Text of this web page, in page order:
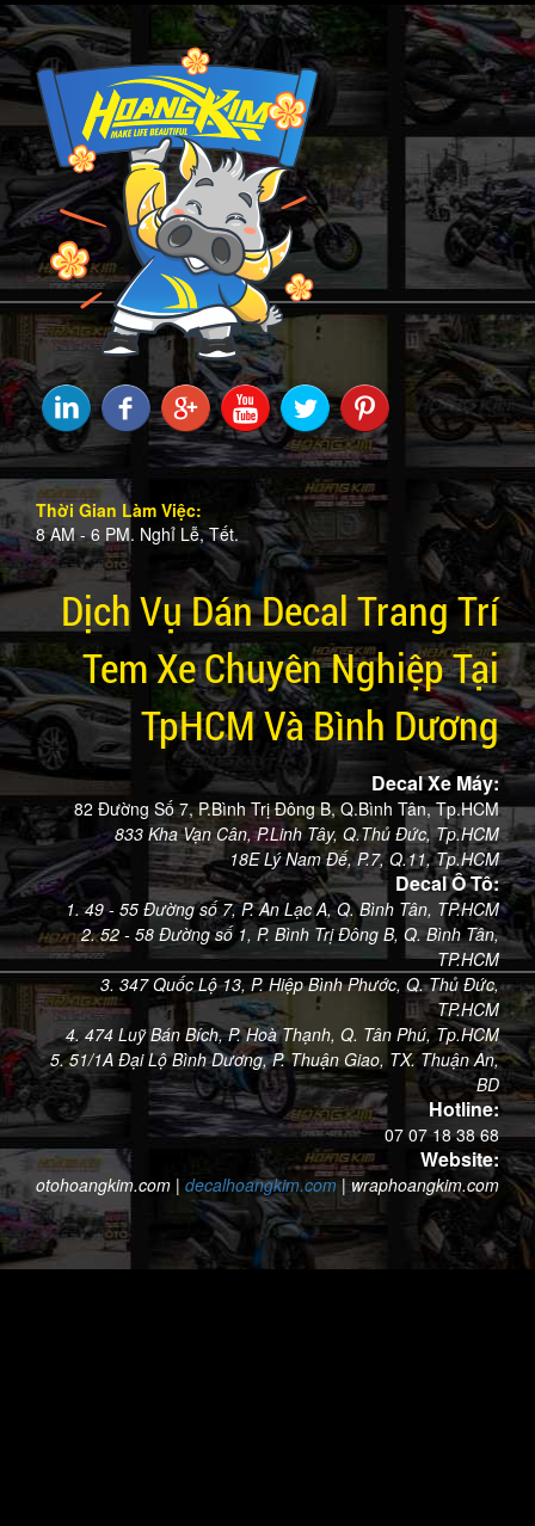
Thời Gian Làm Việc:
8 AM - 6 PM. Nghỉ Lễ, Tết.
Dịch Vụ Dán Decal Trang Trí
Tem Xe Chuyên Nghiệp Tại
TpHCM Và Bình Dương
Decal Xe Máy:
82 Đường Số 7, P.Bình Trị Đông B, Q.Bình Tân, Tp.HCM
833 Kha Vạn Cân, P.Linh Tây, Q.Thủ Đức, Tp.HCM
18E Lý Nam Đế, P.7, Q.11, Tp.HCM
Decal Ô Tô:
1. 49 - 55 Đường số 7, P. An Lạc A, Q. Bình Tân, TP.HCM
2. 52 - 58 Đường số 1, P. Bình Trị Đông B, Q. Bình Tân,
TP.HCM
3. 347 Quốc Lộ 13, P. Hiệp Bình Phước, Q. Thủ Đức,
TP.HCM
4. 474 Luỹ Bán Bích, P. Hoà Thạnh, Q. Tân Phú, Tp.HCM
5. 51/1A Đại Lộ Bình Dương, P. Thuận Giao, TX. Thuận An,
BD
Hotline:
07 07 18 38 68
Website:
otohoangkim.com | decalhoangkim.com|wraphoangkim.com